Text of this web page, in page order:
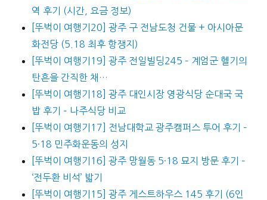
역 후기 (시간, 요금 정보)
[뚜벅이 여행기20] 광주 구 전남도청 건물 + 아시아문
화전당 (5.18 최후 항쟁지)
[뚜벅이 여행기19] 광주 전일빌딩245 – 계엄군 헬기의
탄흔을 간직한 채…
[뚜벅이 여행기18] 광주 대인시장 영광식당 순대국 국
밥 후기 – 나주식당 비교
[뚜벅이 여행기17] 전남대학교 광주캠퍼스 투어 후기 –
5·18 민주화운동의 성지
[뚜벅이 여행기16] 광주 망월동 5·18 묘지 방문 후기 –
‘전두환 비석’ 밟기
[뚜벅이 여행기15] 광주 게스트하우스 145 후기 (6인